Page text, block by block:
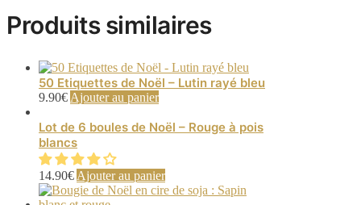
Produits similaires
50 Etiquettes de Noël – Lutin rayé bleu
9.90€ Ajouter au panier
Lot de 6 boules de Noël – Rouge à pois
blancs
14.90€ Ajouter au panier